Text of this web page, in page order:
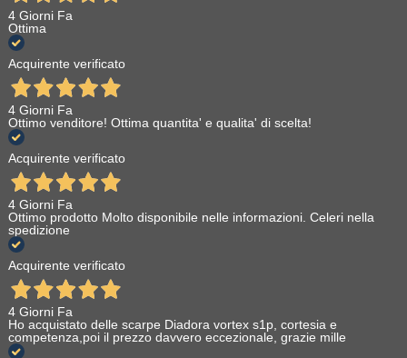
4 Giorni Fa
Ottima
Acquirente verificato
4 Giorni Fa
Ottimo venditore! Ottima quantita' e qualita' di scelta!
Acquirente verificato
4 Giorni Fa
Ottimo prodotto Molto disponibile nelle informazioni. Celeri nella
spedizione
Acquirente verificato
4 Giorni Fa
Ho acquistato delle scarpe Diadora vortex s1p, cortesia e
competenza,poi il prezzo davvero eccezionale, grazie mille